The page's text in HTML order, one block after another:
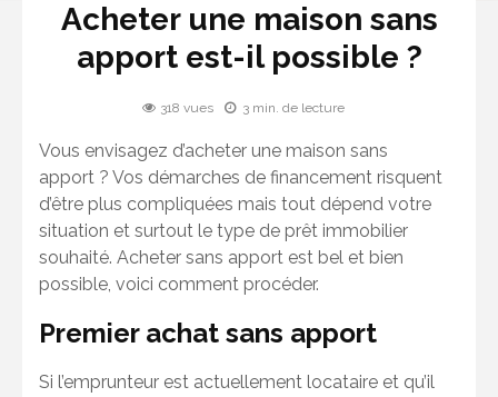
Acheter une maison sans
apport est-il possible ?
318 vues 3 min. de lecture
Vous envisagez d’acheter une maison sans
apport ? Vos démarches de financement risquent
d’être plus compliquées mais tout dépend votre
situation et surtout le type de prêt immobilier
souhaité. Acheter sans apport est bel et bien
possible, voici comment procéder.
Premier achat sans apport
Si l’emprunteur est actuellement locataire et qu’il